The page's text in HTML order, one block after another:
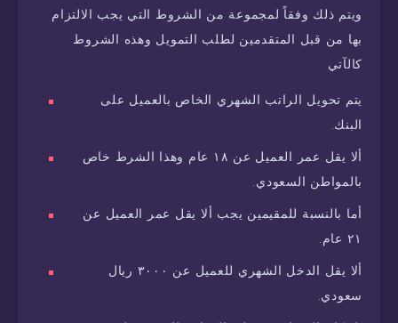
ويتم ذلك وفقاً لمجموعة من الشروط التي يجب الالتزام
بها من قبل المتقدمين لطلب التمويل وهذه الشروط
كالآتي
يتم تحويل الراتب الشهري الخاص بالعميل على
البنك.
ألا يقل عمر العميل عن ١٨ عام وهذا الشرط خاص
بالمواطن السعودي.
أما بالنسبة للمقيمين يجب ألا يقل عمر العميل عن
٢١ عام.
ألا يقل الدخل الشهري للعميل عن ٣٠٠٠ ريال
سعودي.